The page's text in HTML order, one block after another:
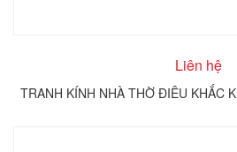
Liên hệ
TRANH KÍNH NHÀ THỜ ĐIÊU KHẮC